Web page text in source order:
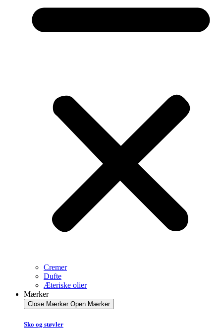
Cremer
Dufte
Æteriske olier
Mærker
Close Mærker Open Mærker
Sko og støvler